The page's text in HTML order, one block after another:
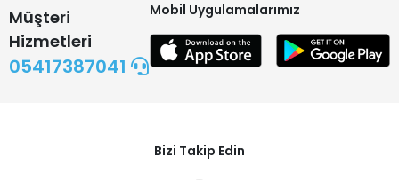
Müşteri
Hizmetleri
05417387041
Mobil Uygulamalarımız
Bizi Takip Edin